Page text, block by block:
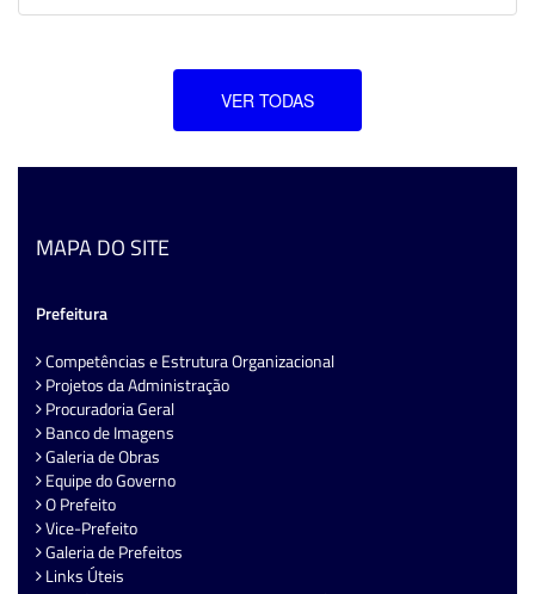
VER TODAS
MAPA DO SITE
Prefeitura
Competências e Estrutura Organizacional
Projetos da Administração
Procuradoria Geral
Banco de Imagens
Galeria de Obras
Equipe do Governo
O Prefeito
Vice-Prefeito
Galeria de Prefeitos
Links Úteis